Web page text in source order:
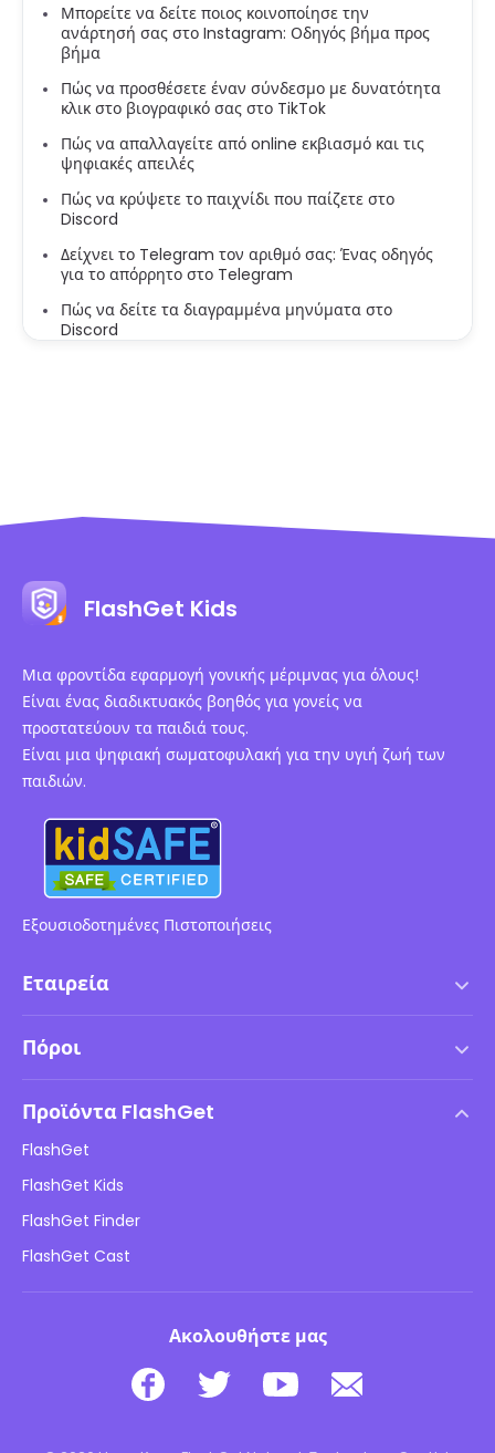
Μπορείτε να δείτε ποιος κοινοποίησε την
ανάρτησή σας στο Instagram: Οδηγός βήμα προς
βήμα
Πώς να προσθέσετε έναν σύνδεσμο με δυνατότητα
κλικ στο βιογραφικό σας στο TikTok
Πώς να απαλλαγείτε από online εκβιασμό και τις
ψηφιακές απειλές
Πώς να κρύψετε το παιχνίδι που παίζετε στο
Discord
Δείχνει το Telegram τον αριθμό σας: Ένας οδηγός
για το απόρρητο στο Telegram
Πώς να δείτε τα διαγραμμένα μηνύματα στο
Discord
FlashGet Kids
Μια φροντίδα εφαρμογή γονικής μέριμνας για όλους!
Είναι ένας διαδικτυακός βοηθός για γονείς να
προστατεύουν τα παιδιά τους.
Είναι μια ψηφιακή σωματοφυλακή για την υγιή ζωή των
παιδιών.
Εξουσιοδοτημένες Πιστοποιήσεις
Εταιρεία
Πολιτική DMCA
Πολιτική απορρήτου
Πολιτικές διαφήμισης
Μην πουλάτε τις πληροφορίες μου
Πόροι
Ασφάλεια παιδιών σε σύνδεση
Λήψη
Προϊόντα FlashGet
FlashGet
FlashGet Kids
FlashGet Finder
FlashGet Cast
Ακολουθήστε μας